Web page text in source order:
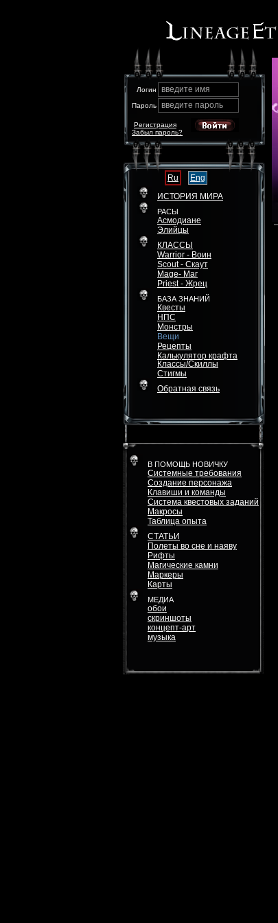
Логин введите имя
Пароль введите пароль
Забыл пароль?
Регистрация
Ru
Eng
ИСТОРИЯ МИРА
РАСЫ
Асмодиане
Элийцы
КЛАССЫ
Warrior - Воин
Scout - Скаут
Mage- Маг
Priest - Жрец
БАЗА ЗНАНИЙ
Квесты
НПС
Монстры
Вещи
Рецепты
Калькулятор крафта
Классы/Скиллы
Стигмы
Обратная связь
В ПОМОЩЬ НОВИЧКУ
Системные требования
Создание персонажа
Клавиши и команды
Система квестовых заданий
Макросы
Таблица опыта
СТАТЬИ
Полеты во сне и наяву
Рифты
Магические камни
Маркеры
Карты
МЕДИА
обои
скриншоты
концепт-арт
музыка